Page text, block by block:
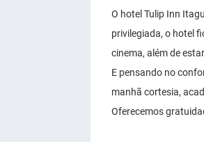
O hotel Tulip Inn
privilegiada, o hotel
cinema, além de
E pensando no
manhã cortesia,
Oferecemos